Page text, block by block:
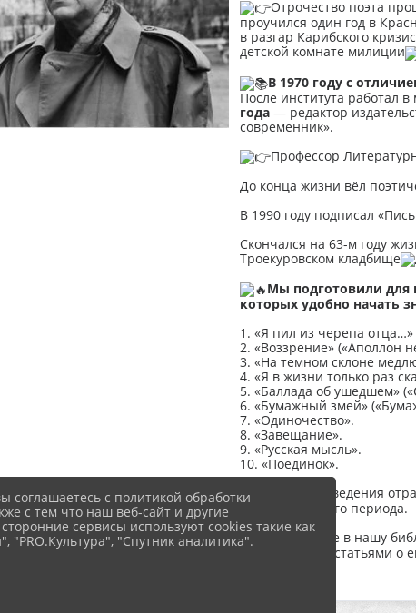
Отрочество поэта
проучился один год в
в разгар Карибского
детской комнате милиции
В 1970 году с
После института работал
года— редактор
современник».
Профессор
До конца жизни вёл
В 1990 году подписал
Скончался на 63-м году
Троекуровском кладбище
Мы подготовили для
которых удобно начать
1. «Я пил из черепа
2. «Воззрение» («Аполлон
3. «На темном склоне
4. «Я в жизни только раз
5. «Баллада об ушедшем»
6. «Бумажный змей»
7. «Одиночество».
8. «Завещание».
9. «Русская мысль».
10. «Поединок».
Эти произведения
лирики позднего периода.
Приходите в нашу
критическими статьями о
соглашаетесь с политикой обработки
с тем что наш веб-сайт и другие
сервисы используют cookies такие как
"PRO.Культура", "Спутник аналитика".